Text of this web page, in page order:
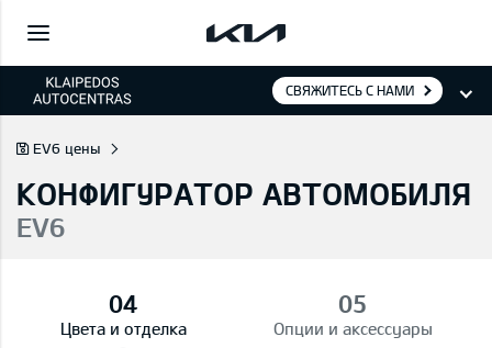
СВЯЖИТЕСЬ С НАМИ
EV6 цены
КОНФИГУРАТОР АВТОМОБИЛЯ
EV6
Цвета и отделка Опции и аксессуары